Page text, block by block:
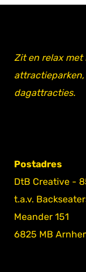
Zit en relax met
dagattracties.
Postadres
DtB Creative -
t.a.v.
Meander 151
6825 MB